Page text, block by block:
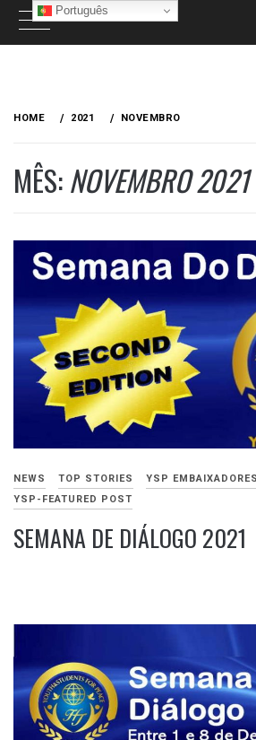
HOME 2021 NOVEMBRO
MÊS:NOVEMBRO 2021
NEWS TOP STORIES
YSP
YSP-FEATURED POST
SEMANA DE DIÁLOGO 2021
Português